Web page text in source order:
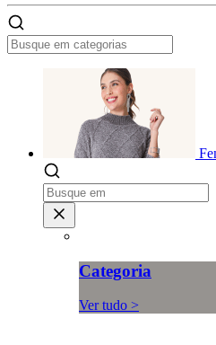
Categoria
Ver tudo >